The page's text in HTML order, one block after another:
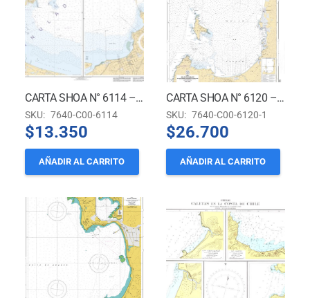
CARTA SHOA N° 6114 – PUERTOS LIRQUÉN Y PENCO *
SKU: 7640-C00-6114
$13.350
AÑADIR AL CARRITO
CARTA SHOA N° 6120 – GOLFO DE ARAUCO * (Nueva Edición)
SKU: 7640-C00-6120-1
$26.700
AÑADIR AL CARRITO